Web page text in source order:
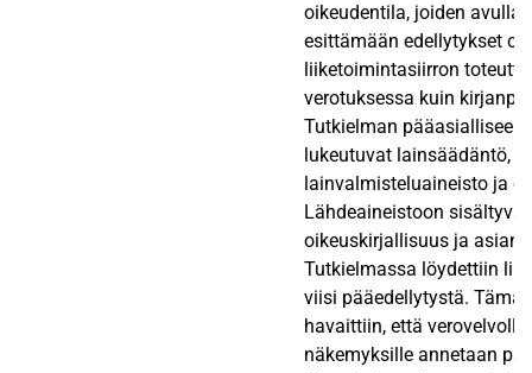
oikeudentila, joiden avulla
esittämään edellytykset
liiketoimintasiirron
verotuksessa kuin
Tutkielman pääasialliseen
lukeutuvat lainsäädäntö,
lainvalmisteluaineisto ja
Lähdeaineistoon
oikeuskirjallisuus ja
Tutkielmassa löydettiin
viisi pääedellytystä.
havaittiin, että
näkemyksille annetaan